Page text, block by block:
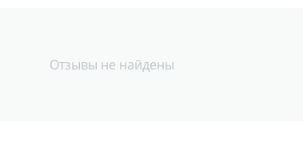
Отзывы не найдены